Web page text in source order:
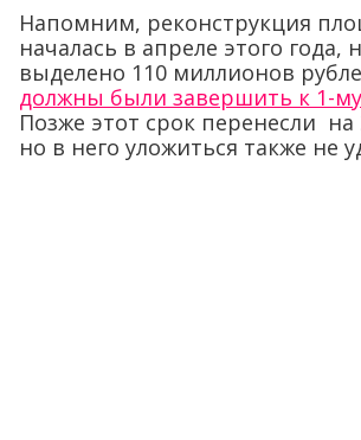
Напомним, реконструкция
началась в апреле этого года,
выделено 110 миллионов
должны были завершить к 1-
Позже этот срок перенесли на
но в него уложиться также не